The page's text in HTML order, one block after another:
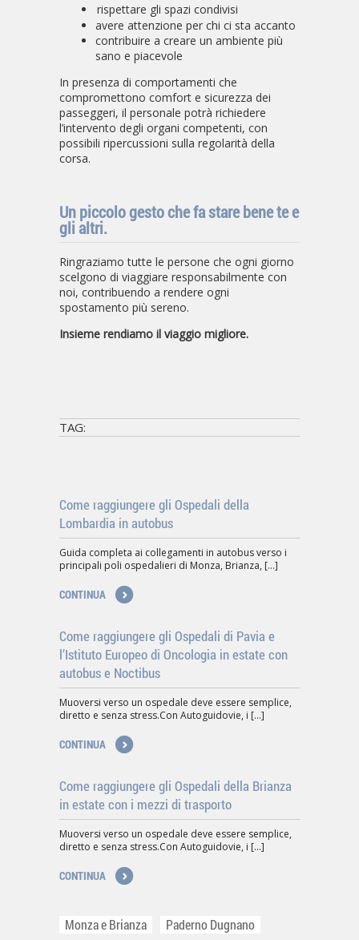
rispettare gli spazi condivisi
avere attenzione per chi ci sta accanto
contribuire a creare un ambiente più
sano e piacevole
In presenza di comportamenti che
compromettono comfort e sicurezza dei
passeggeri, il personale potrà richiedere
l’intervento degli organi competenti, con
possibili ripercussioni sulla regolarità della
corsa.
Un piccolo gesto che fa stare bene te e
gli altri.
Ringraziamo tutte le persone che ogni giorno
scelgono di viaggiare responsabilmente con
noi, contribuendo a rendere ogni
spostamento più sereno.
Insieme rendiamo il viaggio migliore.
TAG:
Come raggiungere gli Ospedali della
Lombardia in autobus
Guida completa ai collegamenti in autobus verso i
principali poli ospedalieri di Monza, Brianza, [...]
CONTINUA
Come raggiungere gli Ospedali di Pavia e
l’Istituto Europeo di Oncologia in estate con
autobus e Noctibus
Muoversi verso un ospedale deve essere semplice,
diretto e senza stress.Con Autoguidovie, i [...]
CONTINUA
Come raggiungere gli Ospedali della Brianza
in estate con i mezzi di trasporto
Muoversi verso un ospedale deve essere semplice,
diretto e senza stress.Con Autoguidovie, i [...]
CONTINUA
Monza e Brianza
Paderno Dugnano